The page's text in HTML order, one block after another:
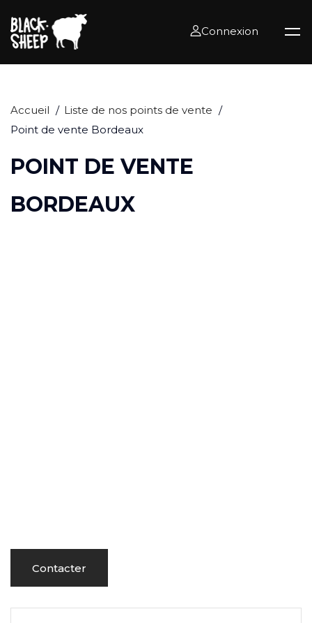
Connexion
Accueil
Liste de nos points de vente
Point de vente Bordeaux
POINT DE VENTE
BORDEAUX
Contacter